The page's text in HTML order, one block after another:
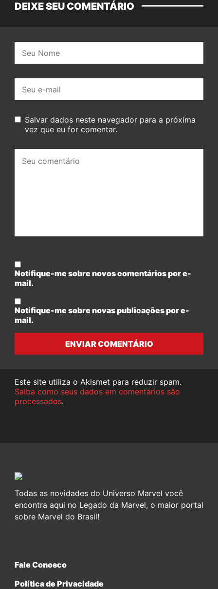
DEIXE SEU COMENTÁRIO
mail:
Salvar dados neste navegador para a próxima
vez que eu for comentar.
comentário:
Notifique-me sobre novos comentários por e-
mail.
Notifique-me sobre novas publicações por e-
mail.
ENVIAR COMENTÁRIO
Este site utiliza o Akismet para reduzir spam.
Saiba como seus dados em comentários são
processados.
Todas as novidades do Universo Marvel você
encontra aqui no Legado da Marvel, o maior portal
sobre Marvel do Brasil!
Fale Conosco
Política de Privacidade